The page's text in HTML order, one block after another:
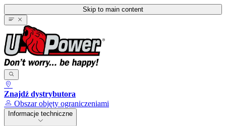
Skip to main content
Znajdź dystrybutora
Obszar objęty ograniczeniami
Informacje techniczne